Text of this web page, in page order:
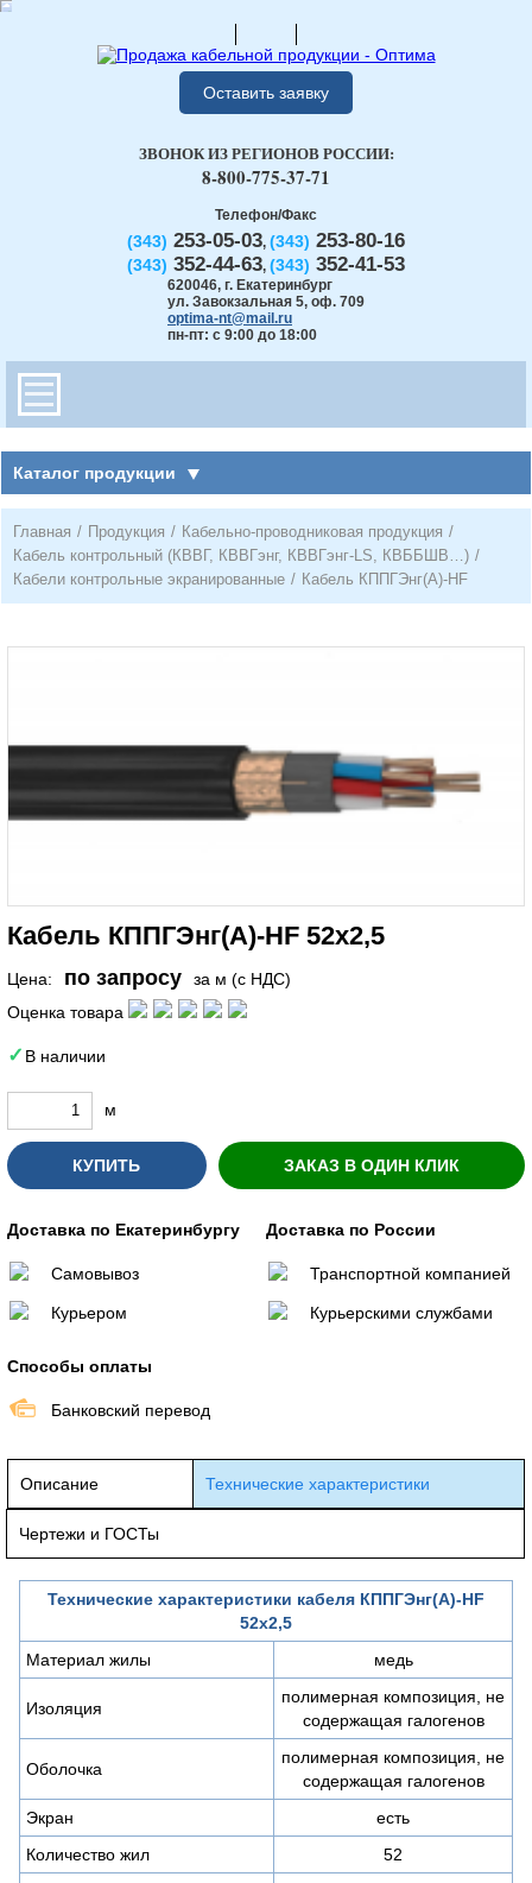
Оставить заявку
Телефон/Факс
(343) 253-05-03, (343) 253-80-16
(343) 352-44-63, (343) 352-41-53
620046, г. Екатеринбург
ул. Завокзальная 5, оф. 709
optima-nt@mail.ru
пн-пт: с 9:00 до 18:00
ЗВОНОК ИЗ РЕГИОНОВ РОССИИ:
8-800-775-37-71
Каталог продукции
Главная / Продукция / Кабельно-проводниковая продукция /
Кабель контрольный (КВВГ, КВВГэнг, КВВГэнг-LS, КВББШВ…) /
Кабели контрольные экранированные / Кабель КППГЭнг(А)-HF
Кабель КППГЭнг(A)-HF 52х2,5
Цена: по запросу
за м (с НДС)
Оценка товара
В наличии
м
КУПИТЬ ЗАКАЗ В ОДИН КЛИК
Доставка по Екатеринбургу
Самовывоз
Курьером
Доставка по России
Транспортной компанией
Курьерскими службами
Способы оплаты
Банковский перевод
Описание Технические характеристики
Чертежи и ГОСТы
Технические характеристики кабеля КППГЭнг(A)-HF
52х2,5
Материал жилы
медь
Изоляция
полимерная композиция, не
содержащая галогенов
Оболочка
полимерная композиция, не
содержащая галогенов
Экран
есть
Количество жил
52